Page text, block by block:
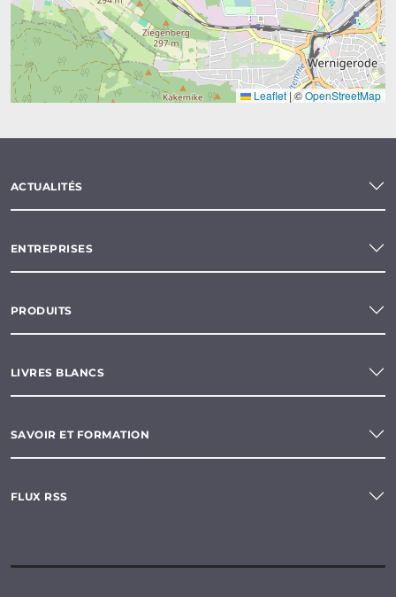
Leaflet|©OpenStreetMap
ACTUALITÉS
ENTREPRISES
PRODUITS
LIVRES BLANCS
SAVOIR ET FORMATION
FLUX RSS